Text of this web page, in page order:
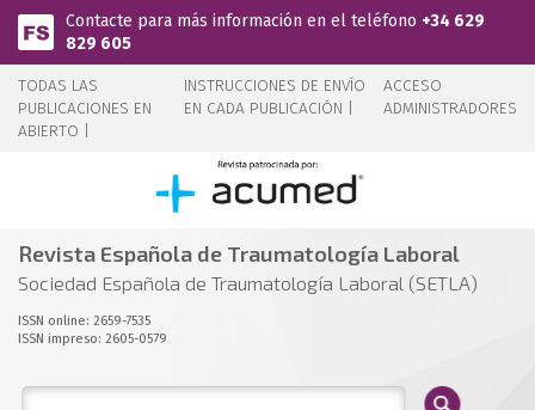
Pasar al contenido principal
Contacte para más información en el teléfono +34 629
829 605
TODAS LAS
PUBLICACIONES EN
ABIERTO |
INSTRUCCIONES DE ENVÍO
EN CADA PUBLICACIÓN |
ACCESO
ADMINISTRADORES
Revista Española de Traumatología Laboral
Sociedad Española de Traumatología Laboral (SETLA)
ISSN online: 2659-7535
ISSN impreso: 2605-0579